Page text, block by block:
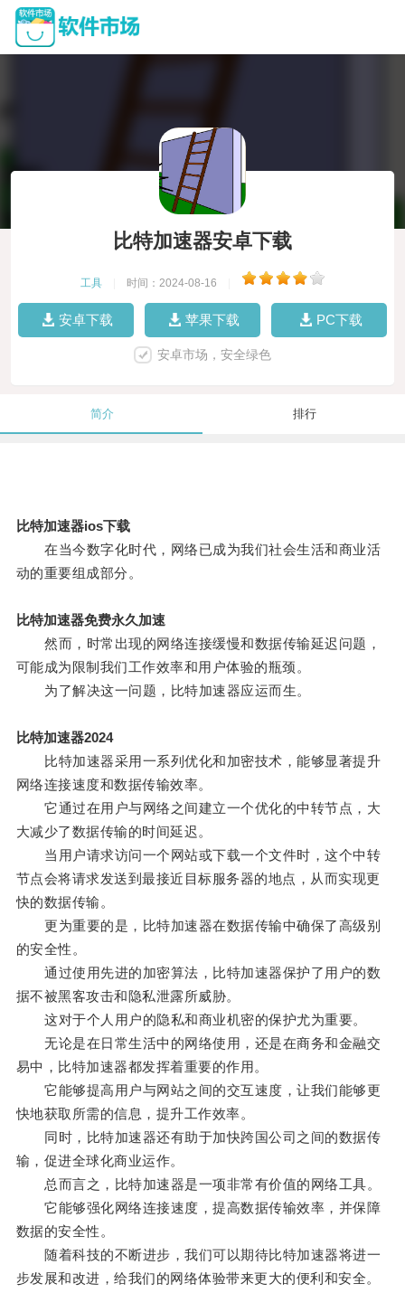
比特加速器安卓下载
工具 时间：2024-08-16
安卓下载 苹果下载 PC下载
安卓市场，安全绿色
简介 排行
比特加速器ios下载
在当今数字化时代，网络已成为我们社会生活和商业活
动的重要组成部分。
比特加速器免费永久加速
然而，时常出现的网络连接缓慢和数据传输延迟问题，
可能成为限制我们工作效率和用户体验的瓶颈。
为了解决这一问题，比特加速器应运而生。
比特加速器2024
比特加速器采用一系列优化和加密技术，能够显著提升
网络连接速度和数据传输效率。
它通过在用户与网络之间建立一个优化的中转节点，大
大减少了数据传输的时间延迟。
当用户请求访问一个网站或下载一个文件时，这个中转
节点会将请求发送到最接近目标服务器的地点，从而实现更
快的数据传输。
更为重要的是，比特加速器在数据传输中确保了高级别
的安全性。
通过使用先进的加密算法，比特加速器保护了用户的数
据不被黑客攻击和隐私泄露所威胁。
这对于个人用户的隐私和商业机密的保护尤为重要。
无论是在日常生活中的网络使用，还是在商务和金融交
易中，比特加速器都发挥着重要的作用。
它能够提高用户与网站之间的交互速度，让我们能够更
快地获取所需的信息，提升工作效率。
同时，比特加速器还有助于加快跨国公司之间的数据传
输，促进全球化商业运作。
总而言之，比特加速器是一项非常有价值的网络工具。
它能够强化网络连接速度，提高数据传输效率，并保障
数据的安全性。
随着科技的不断进步，我们可以期待比特加速器将进一
步发展和改进，给我们的网络体验带来更大的便利和安全。